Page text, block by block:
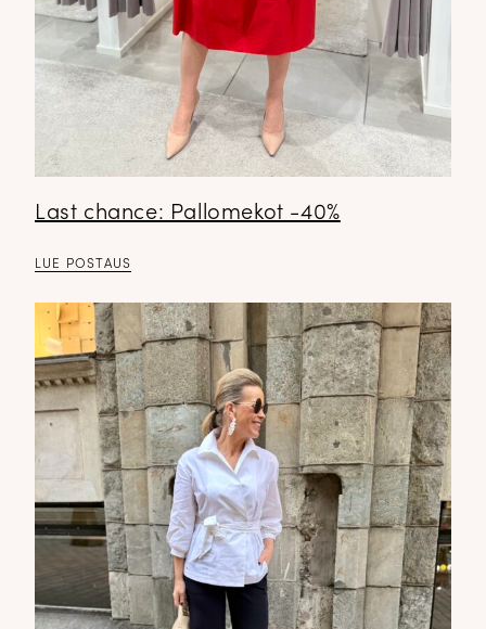
Last chance: Pallomekot -40%
LUE POSTAUS